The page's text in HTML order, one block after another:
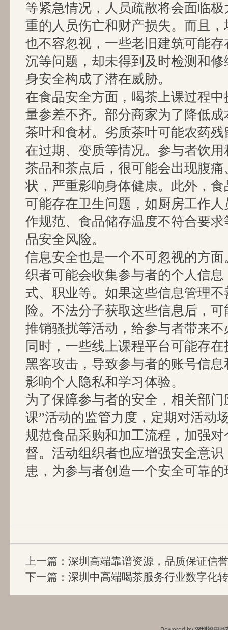
等紧急情况，人员疏散将会面临
重的人员伤亡和财产损失。而且
也不容忽视，一些老旧建筑可能
沉等问题，却未得到及时检测和
身安全构成了潜在威胁。
在食品安全方面，喝茶上课过程
量参差不齐。部分商家为了降低
茶叶和食材。劣质茶叶可能农药
在过期、变质等情况。参与者饮
茶品和茶点后，很可能会出现腹
状，严重影响身体健康。此外，
可能存在卫生问题，如厨房工作
作规范、食品储存温度不符合要
品安全风险。
信息安全也是一个不可忽视的方
织者可能会收集参与者的个人信
式、职业等。如果这些信息管理
险。不法分子获取这些信息后，
推销骚扰等活动，给参与者带来
同时，一些线上课程平台可能存
黑客攻击，导致参与者的账号信
影响个人隐私和学习体验。
为了保障参与者的安全，相关部
课”活动的监管力度，定期对活动
规范食品采购和加工流程，加强
督。活动组织者也应增强安全意
患，为参与者创造一个安全可靠的
上一篇： 深圳高端靠谱资源，品质保证信
下一篇： 深圳中高端喝茶服务行业数字化